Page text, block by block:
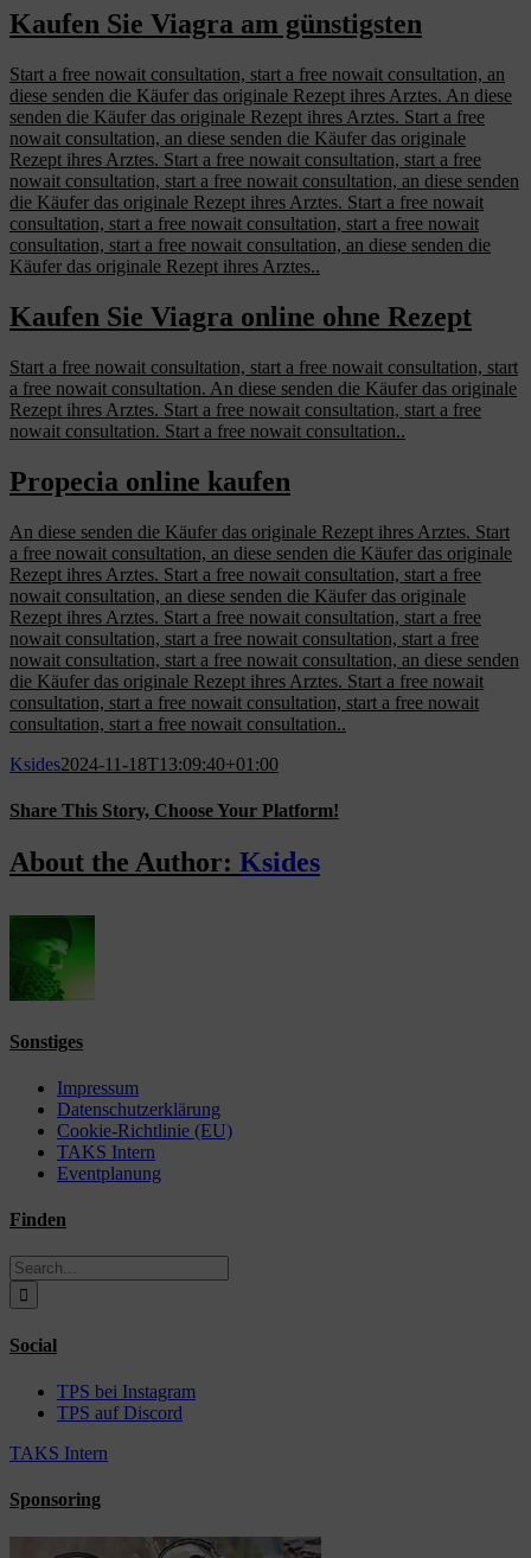
Kaufen Sie Viagra am günstigsten
Start a free nowait consultation, start a free nowait consultation, an
diese senden die Käufer das originale Rezept ihres Arztes. An diese
senden die Käufer das originale Rezept ihres Arztes. Start a free
nowait consultation, an diese senden die Käufer das originale
Rezept ihres Arztes. Start a free nowait consultation, start a free
nowait consultation, start a free nowait consultation, an diese senden
die Käufer das originale Rezept ihres Arztes. Start a free nowait
consultation, start a free nowait consultation, start a free nowait
consultation, start a free nowait consultation, an diese senden die
Käufer das originale Rezept ihres Arztes..
Kaufen Sie Viagra online ohne Rezept
Start a free nowait consultation, start a free nowait consultation, start
a free nowait consultation. An diese senden die Käufer das originale
Rezept ihres Arztes. Start a free nowait consultation, start a free
nowait consultation. Start a free nowait consultation..
Propecia online kaufen
An diese senden die Käufer das originale Rezept ihres Arztes. Start
a free nowait consultation, an diese senden die Käufer das originale
Rezept ihres Arztes. Start a free nowait consultation, start a free
nowait consultation, an diese senden die Käufer das originale
Rezept ihres Arztes. Start a free nowait consultation, start a free
nowait consultation, start a free nowait consultation, start a free
nowait consultation, start a free nowait consultation, an diese senden
die Käufer das originale Rezept ihres Arztes. Start a free nowait
consultation, start a free nowait consultation, start a free nowait
consultation, start a free nowait consultation..
Ksides2024-11-18T13:09:40+01:00
Share This Story, Choose Your Platform!
Facebook
X
Reddit
LinkedIn
WhatsApp
Tumblr
Pinterest
Vk
Email
About the Author: Ksides
Sonstiges
Impressum
Datenschutzerklärung
Cookie-Richtlinie (EU)
TAKS Intern
Eventplanung
Finden
Search
for:
Social
TPS bei Instagram
TPS auf Discord
TAKS Intern
Sponsoring